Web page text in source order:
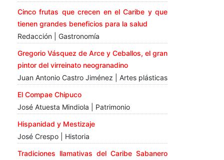
Cinco frutas que crecen en el Caribe y que
tienen grandes beneficios para la salud
Redacción | Gastronomía
Gregorio Vásquez de Arce y Ceballos, el gran
pintor del virreinato neogranadino
Juan Antonio Castro Jiménez | Artes plásticas
El Compae Chipuco
José Atuesta Mindiola | Patrimonio
Hispanidad y Mestizaje
José Crespo | Historia
Tradiciones llamativas del Caribe Sabanero